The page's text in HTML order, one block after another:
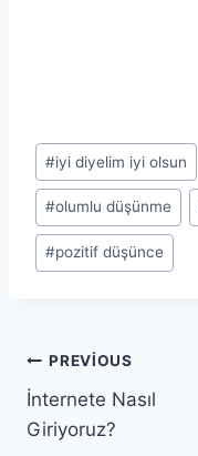
Post
Tags:
#iyi diyelim iyi olsun
#olumlu düşünme
#pozitif düşünce
Yazı
gezinmesi
PREVIOUS
İnternete Nasıl
Giriyoruz?